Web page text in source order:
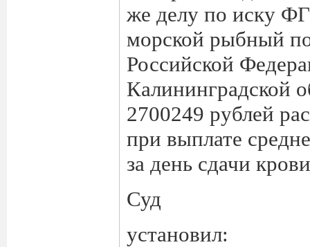
же делу по иску
морской рыбный
Российской
Калининградской
2700249 рублей
при выплате
за день сдачи
Суд
установил: